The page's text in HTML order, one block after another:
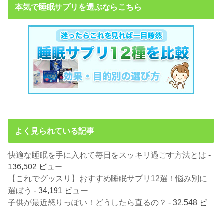
本気で睡眠サプリを選ぶならこちら
よく見られている記事
快適な睡眠を手に入れて毎日をスッキリ過ごす方法とは -
136,502 ビュー
【これでグッスリ】おすすめ睡眠サプリ12選！悩み別に
選ぼう - 34,191 ビュー
子供が最近怒りっぽい！どうしたら直るの？ - 32,548 ビ